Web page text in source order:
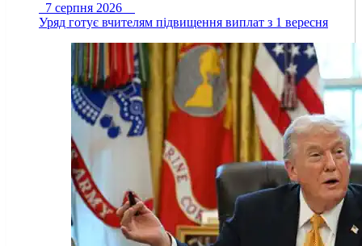
7 серпня 2026
Уряд готує вчителям підвищення виплат з 1 вересня